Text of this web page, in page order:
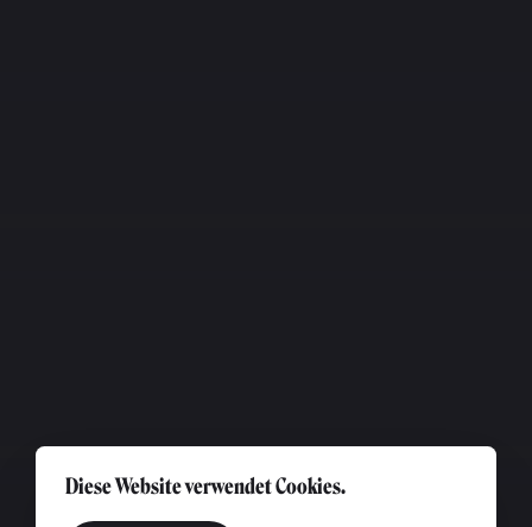
Diese Website verwendet Cookies.